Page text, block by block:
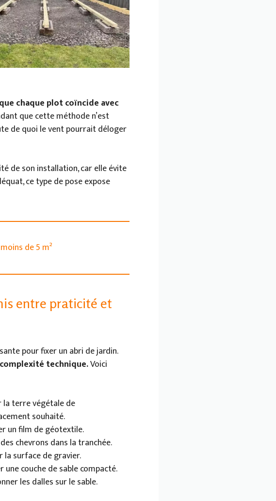
chaque plot coïncide avec
que cette méthode n’est
de quoi le vent pourrait déloger
de son installation, car elle évite
ce type de pose expose
de 5 m²
entre praticité et
pour fixer un abri de jardin.
technique.Voici
la terre végétale de
souhaité.
un film de géotextile.
chevrons dans la tranchée.
la surface de gravier.
une couche de sable compacté.
les dalles sur le sable.